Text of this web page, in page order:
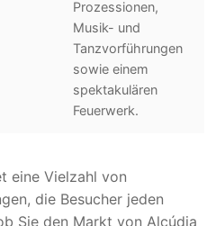
Prozessionen,
Musik- und
Tanzvorführungen
sowie einem
spektakulären
Feuerwerk.
eine Vielzahl von
die Besucher jeden
Sie den Markt von Alcúdia